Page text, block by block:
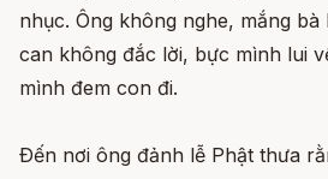
nhục. Ông không nghe, mắng bà
can không đắc lời, bực mình lui
mình đem con đi.
Ðến nơi ông đảnh lễ Phật thưa